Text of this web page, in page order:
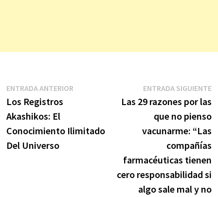
Navegación
de
entradas
ENTRADA ANTERIOREntrada
Los Registros
Akashikos: El
Conocimiento Ilimitado
Del Universo
ENTRADA SIGUIENTE
Las 29 razones por las
que no pienso
vacunarme: “Las
compañías
farmacéuticas tienen
cero responsabilidad si
algo sale mal y no